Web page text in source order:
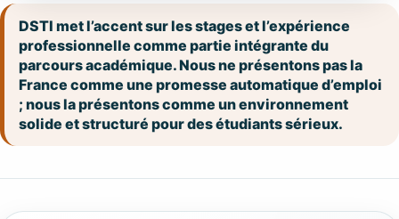
DSTI met l’accent sur les stages et l’expérience
professionnelle comme partie intégrante du
parcours académique. Nous ne présentons pas la
France comme une promesse automatique d’emploi
; nous la présentons comme un environnement
solide et structuré pour des étudiants sérieux.